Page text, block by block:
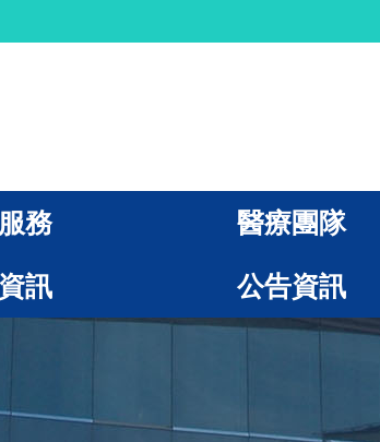
務 醫療團隊
訊 公告資訊